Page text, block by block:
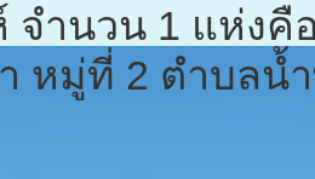
จำนวน 1 แห่งคื
หมู่ที่ 2 ตำบลน้ำ